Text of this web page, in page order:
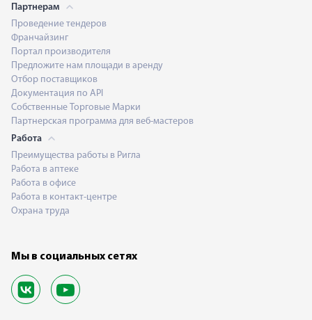
Партнерам
Проведение тендеров
Франчайзинг
Портал производителя
Предложите нам площади в аренду
Отбор поставщиков
Документация по API
Собственные Торговые Марки
Партнерская программа для веб-мастеров
Работа
Преимущества работы в Ригла
Работа в аптеке
Работа в офисе
Работа в контакт-центре
Охрана труда
Мы в социальных сетях